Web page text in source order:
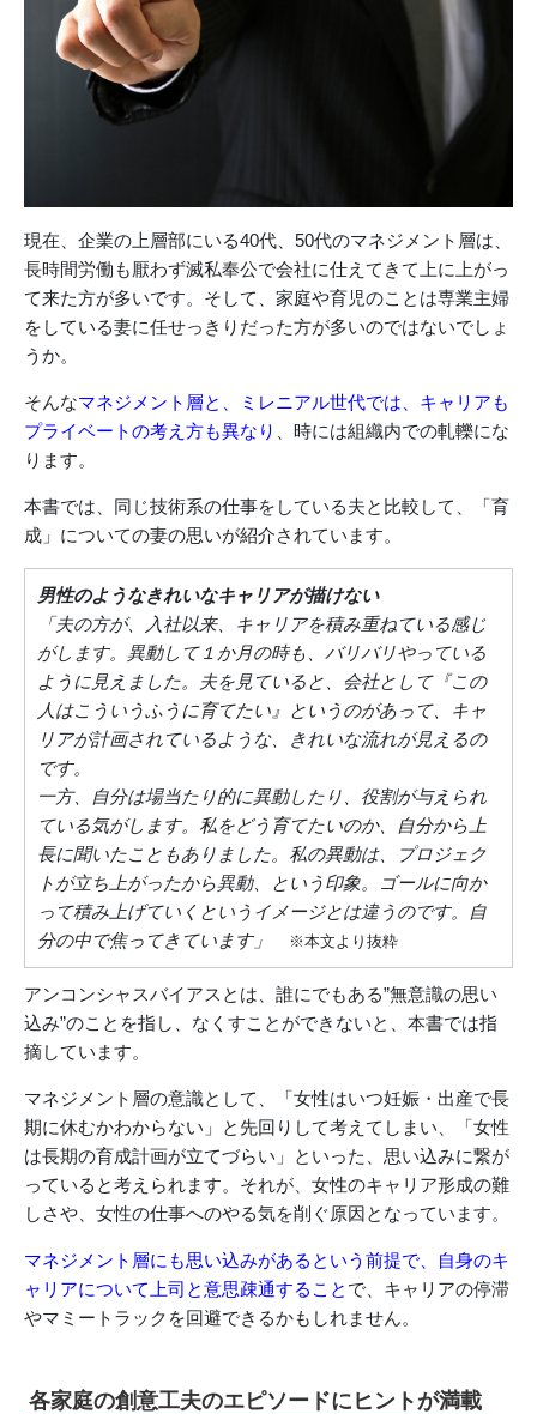
現在、企業の上層部にいる40代、50代のマネジメント層は、
長時間労働も厭わず滅私奉公で会社に仕えてきて上に上がっ
て来た方が多いです。そして、家庭や育児のことは専業主婦
をしている妻に任せっきりだった方が多いのではないでしょ
うか。
そんなマネジメント層と、ミレニアル世代では、キャリアも
プライベートの考え方も異なり
、時には組織内での軋轢にな
ります。
本書では、同じ技術系の仕事をしている夫と比較して、「育
成」についての妻の思いが紹介されています。
男性のようなきれいなキャリアが描けない
「夫の方が、入社以来、キャリアを積み重ねている感じ
がします。異動して１か月の時も、バリバリやっている
ように見えました。夫を見ていると、会社として『この
人はこういうふうに育てたい』というのがあって、キャ
リアが計画されているような、きれいな流れが見えるの
です。
一方、自分は場当たり的に異動したり、役割が与えられ
ている気がします。私をどう育てたいのか、自分から上
長に聞いたこともありました。私の異動は、プロジェク
トが立ち上がったから異動、という印象。ゴールに向か
って積み上げていくというイメージとは違うのです。自
分の中で焦ってきています」
※本文より抜粋
アンコンシャスバイアスとは、誰にでもある”無意識の思い
込み”のことを指し、なくすことができないと、本書では指
摘しています。
マネジメント層の意識として、「女性はいつ妊娠・出産で長
期に休むかわからない」と先回りして考えてしまい、「女性
は長期の育成計画が立てづらい」といった、思い込みに繋が
っていると考えられます。それが、女性のキャリア形成の難
しさや、女性の仕事へのやる気を削ぐ原因となっています。
マネジメント層にも思い込みがあるという前提で、自身のキ
ャリアについて上司と意思疎通すること で、キャリアの停滞
やマミートラックを回避できるかもしれません。
各家庭の創意工夫のエピソードにヒントが満載